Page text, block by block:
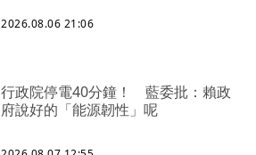
2026.08.06 21:06
行政院停電40分鐘！ 藍委批：賴政
府說好的「能源韌性」呢